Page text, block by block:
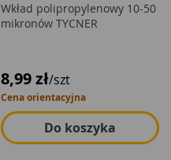
Wkład polipropylenowy 10-50
mikronów TYCNER
8,99 zł/szt
Cena orientacyjna
Do koszyka